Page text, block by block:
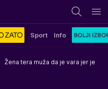
Sport Info
Žena tera muža da je vara jer je